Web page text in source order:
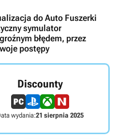
do Auto Fuszerki
symulator
błędem, przez
postępy
Discounty
wydania:21 sierpnia 2025